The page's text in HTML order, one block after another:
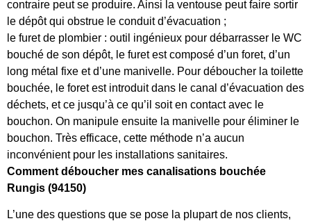
contraire peut se produire. Ainsi la ventouse peut faire sortir
le dépôt qui obstrue le conduit d’évacuation ;
le furet de plombier : outil ingénieux pour débarrasser le WC
bouché de son dépôt, le furet est composé d’un foret, d’un
long métal fixe et d’une manivelle. Pour déboucher la toilette
bouchée, le foret est introduit dans le canal d’évacuation des
déchets, et ce jusqu’à ce qu’il soit en contact avec le
bouchon. On manipule ensuite la manivelle pour éliminer le
bouchon. Très efficace, cette méthode n’a aucun
inconvénient pour les installations sanitaires.
Comment déboucher mes canalisations bouchée
Rungis (94150)
L’une des questions que se pose la plupart de nos clients,